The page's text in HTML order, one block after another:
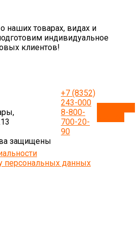
наших товарах, видах и
индивидуальное
клиентов!
+7 (8352)
243-000
8-800-
700-20-
90
защищены
персональных данных